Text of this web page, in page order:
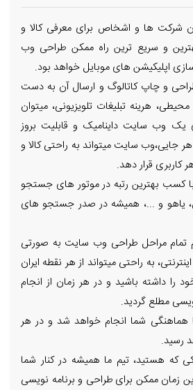
شرکت ها و اشخاص برای معرفی کالا و
و سریع ترین راه ممکن طراحی وب
اپلیکیشن های موبایل خواهد بود.
و چاپ کاتالوگ و ارسال آن به دست
هرینه تبلیغات تلویزیونی، میتوان
یک وب سایت داینامیک و قابلیت بروز
جایی،وب سایت میتواند به راحتی کالا و
کاربری قرار دهد.
کسب بهترین رتبه در موتور های جستجو
یاهو و ...، همیشه در صدر جستجو های
تمام مراحل طراحی وب سایت به صورتی
به راحتی میتواند از هر نقطه ایران
داشته باشید و در هر زمان از انجام
مطلع گردید.
هماهنگی شما انجام خواهد شد و در هر
رسید.
که هستید، تیم ما همیشه در کنار شما
زمان ممکن برای طراحی و برنامه نویسی